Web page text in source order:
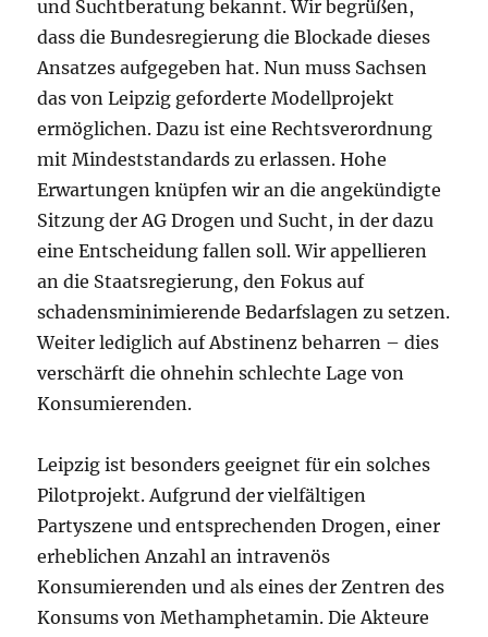
und Suchtberatung bekannt. Wir begrüßen,
dass die Bundesregierung die Blockade dieses
Ansatzes aufgegeben hat. Nun muss Sachsen
das von Leipzig geforderte Modellprojekt
ermöglichen. Dazu ist eine Rechtsverordnung
mit Mindeststandards zu erlassen. Hohe
Erwartungen knüpfen wir an die angekündigte
Sitzung der AG Drogen und Sucht, in der dazu
eine Entscheidung fallen soll. Wir appellieren
an die Staatsregierung, den Fokus auf
schadensminimierende Bedarfslagen zu setzen.
Weiter lediglich auf Abstinenz beharren – dies
verschärft die ohnehin schlechte Lage von
Konsumierenden.
Leipzig ist besonders geeignet für ein solches
Pilotprojekt. Aufgrund der vielfältigen
Partyszene und entsprechenden Drogen, einer
erheblichen Anzahl an intravenös
Konsumierenden und als eines der Zentren des
Konsums von Methamphetamin. Die Akteure